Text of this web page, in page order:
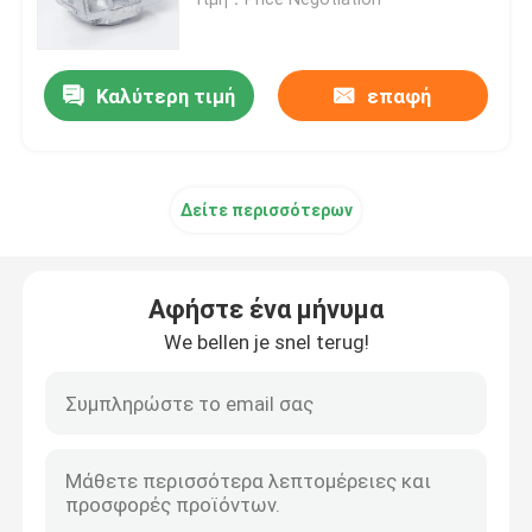
Βάση του Jack υλικών σκαλωσιάς
Καρύδι ράβδων δεσμών
Καλύτερη τιμή επαφή
Δείτε περισσότερων
Αφήστε ένα μήνυμα
We bellen je snel terug!